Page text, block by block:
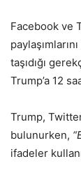
Facebook ve
taşıdığı
Trump’a 12
Trump, Twitter
bulunurken,
ifadeler